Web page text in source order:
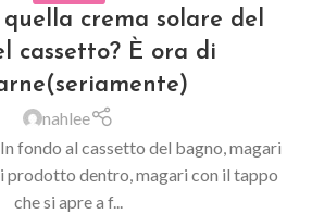
crema solare del
cassetto? È ora di
nahlee
fondo al cassetto del bagno, magari
prodotto dentro, magari con il tappo
che si apre a f...